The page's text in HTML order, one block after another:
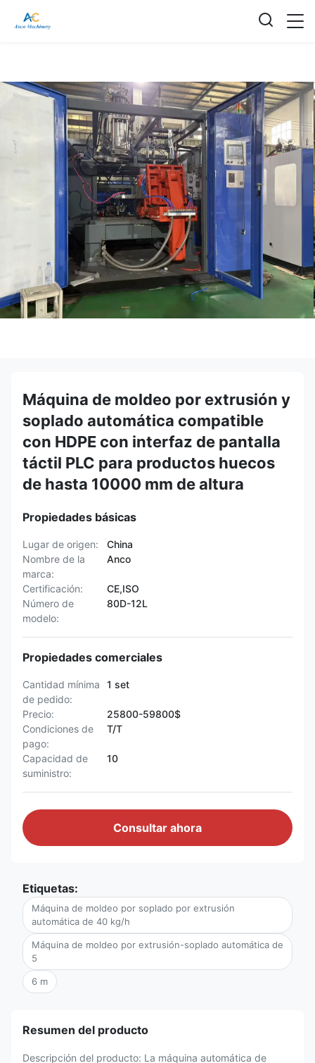
Máquina de moldeo por extrusión y
soplado automática compatible
con HDPE con interfaz de pantalla
táctil PLC para productos huecos
de hasta 10000 mm de altura
Propiedades básicas
Lugar de origen:
China
Nombre de la
marca:
Anco
Certificación:
CE,ISO
Número de
modelo:
80D-12L
Propiedades comerciales
Cantidad mínima
de pedido:
1 set
Precio:
25800-59800$
Condiciones de
pago:
T/T
Capacidad de
suministro:
10
Consultar ahora
Etiquetas:
Máquina de moldeo por soplado por extrusión
automática de 40 kg/h
Máquina de moldeo por extrusión-soplado automática de
5
6 m
Resumen del producto
Descripción del producto: La máquina automática de